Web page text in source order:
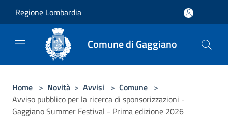
Regione Lombardia
Comune di Gaggiano
Home > Novità > Avvisi > Comune >
Avviso pubblico per la ricerca di sponsorizzazioni -
Gaggiano Summer Festival - Prima edizione 2026